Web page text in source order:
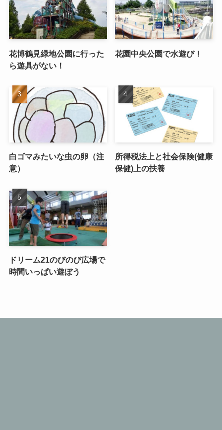
花博鶴見緑地公園に行った
ら遊具がない！
花園中央公園で水遊び！
白ゴマみたいな虫の卵（注
意）
所得税法上と社会保険(健康
保健)上の扶養
ドリーム21のびのび広場で
時間いっぱい遊ぼう